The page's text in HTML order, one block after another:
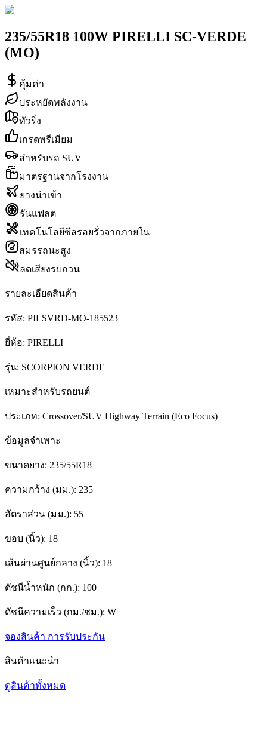
235/55R18 100W PIRELLI SC-VERDE
(MO)
คุ้มค่า
ประหยัดพลังงาน
ทัวริ่ง
เกรดพรีเมียม
สำหรับรถ SUV
มาตรฐานจากโรงงาน
ยางนำเข้า
รันแฟลต
เทคโนโลยีซีลรอยรั่วจากภายใน
สมรรถนะสูง
ลดเสียงรบกวน
รายละเอียดสินค้า
รหัส: PILSVRD-MO-185523
ยี่ห้อ: PIRELLI
รุ่น: SCORPION VERDE
เหมาะสำหรับรถยนต์
ประเภท: Crossover/SUV Highway Terrain (Eco Focus)
ข้อมูลจำเพาะ
ขนาดยาง: 235/55R18
ความกว้าง (มม.): 235
อัตราส่วน (มม.): 55
ขอบ (นิ้ว): 18
เส้นผ่านศูนย์กลาง (นิ้ว): 18
ดัชนีน้ำหนัก (กก.): 100
ดัชนีความเร็ว (กม./ชม.): W
จองสินค้า การรับประกัน
สินค้าแนะนำ
ดูสินค้าทั้งหมด